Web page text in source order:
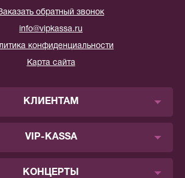
обратный звонок
info@vipkassa.ru
конфиденциальности
Карта сайта
КЛИЕНТАМ
VIP-KASSA
КОНЦЕРТЫ